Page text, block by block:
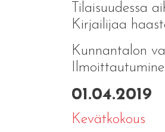
Tilaisuudessa
Kirjailijaa
Kunnantalon
01.04.2019
Kevätkokous